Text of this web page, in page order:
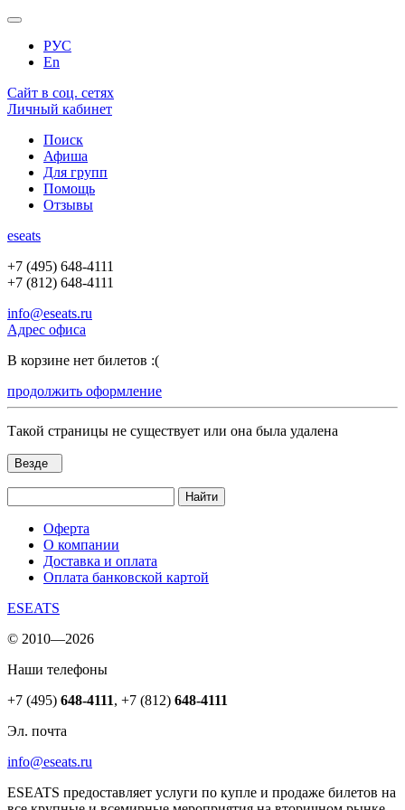
РУС
En
Сайт в соц. сетях
Личный кабинет
Поиск
Афиша
Для групп
Помощь
Отзывы
eseats
+7 (495) 648-4111
+7 (812) 648-4111
info@eseats.ru
Адрес офиса
В корзине нет билетов :(
продолжить оформление
Такой страницы не существует или она была удалена
Везде
Найти
Оферта
О компании
Доставка и оплата
Оплата банковской картой
ESEATS
© 2010—2026
Наши телефоны
+7 (495) 648-4111, +7 (812) 648-4111
Эл. почта
info@eseats.ru
ESEATS предоставляет услуги по купле и продаже билетов на